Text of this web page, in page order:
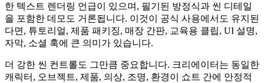
한 텍스트 렌더링 언급이 있으며, 필기된 방정식과 씬 디테일
을 포함한 데모도 거론됩니다. 이것이 공식 사용에서도 유지된
다면, 튜토리얼, 제품 패키징, 매장 간판, 교육용 클립, UI 설명,
자막, 소셜 훅에 큰 의미가 있습니다.
더 강한 씬 컨트롤도 그만큼 중요합니다. 크리에이터는 동일한
캐릭터, 오브젝트, 제품, 의상, 조명, 환경이 쇼트 간에 안정적